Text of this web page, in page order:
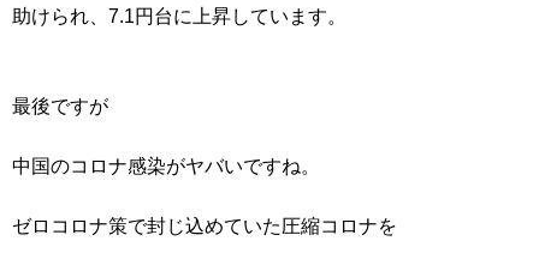
助けられ、7.1円台に上昇しています。
最後ですが
中国のコロナ感染がヤバいですね。
ゼロコロナ策で封じ込めていた圧縮コロナを